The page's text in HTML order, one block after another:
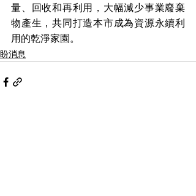
量、回收和再利用，大幅減少事業廢棄
物產生，共同打造本市成為資源永續利
用的乾淨家園。
盼消息